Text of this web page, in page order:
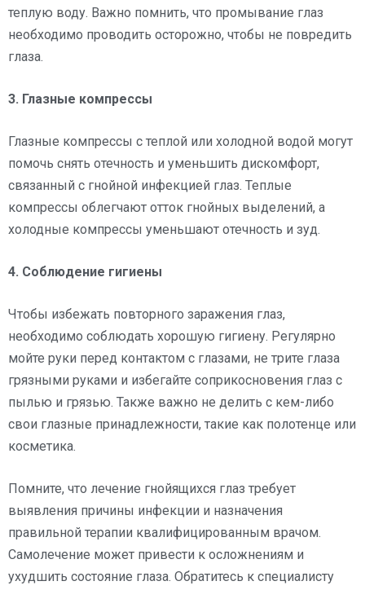
теплую воду. Важно помнить, что промывание глаз
необходимо проводить осторожно, чтобы не повредить
глаза.
3. Глазные компрессы
Глазные компрессы с теплой или холодной водой могут
помочь снять отечность и уменьшить дискомфорт,
связанный с гнойной инфекцией глаз. Теплые
компрессы облегчают отток гнойных выделений, а
холодные компрессы уменьшают отечность и зуд.
4. Соблюдение гигиены
Чтобы избежать повторного заражения глаз,
необходимо соблюдать хорошую гигиену. Регулярно
мойте руки перед контактом с глазами, не трите глаза
грязными руками и избегайте соприкосновения глаз с
пылью и грязью. Также важно не делить с кем-либо
свои глазные принадлежности, такие как полотенце или
косметика.
Помните, что лечение гнойящихся глаз требует
выявления причины инфекции и назначения
правильной терапии квалифицированным врачом.
Самолечение может привести к осложнениям и
ухудшить состояние глаза. Обратитесь к специалисту